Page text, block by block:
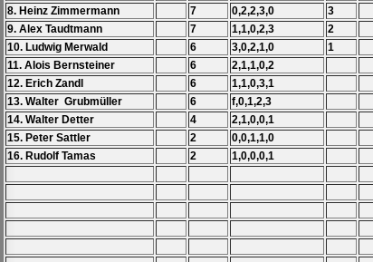
8. Heinz Zimmermann
7 0,2,2,3,0
3
9. Alex Taudtmann
7 1,1,0,2,3
2
10. Ludwig Merwald
6 3,0,2,1,0
1
11. Alois Bernsteiner
6
2,1,1,0,2
12. Erich Zandl
6
1,1,0,3,1
13. Walter Grubmüller
6
f,0,1,2,3
14. Walter Detter
4
2,1,0,0,1
15. Peter Sattler
2
0,0,1,1,0
16. Rudolf Tamas
2 1,0,0,0,1